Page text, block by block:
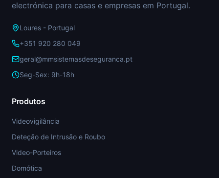
electrónica para casas e empresas em Portugal.
Loures - Portugal
+351 920 280 049
geral@mmsistemasdeseguranca.pt
Seg-Sex: 9h-18h
Produtos
Videovigilância
Deteção de Intrusão e Roubo
Video-Porteiros
Domótica